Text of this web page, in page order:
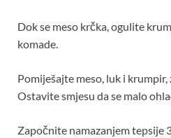
Dok se meso krčka, ogulite
komade.
Pomiješajte meso, luk i
Ostavite smjesu da se malo
Započnite namazanjem tepsije